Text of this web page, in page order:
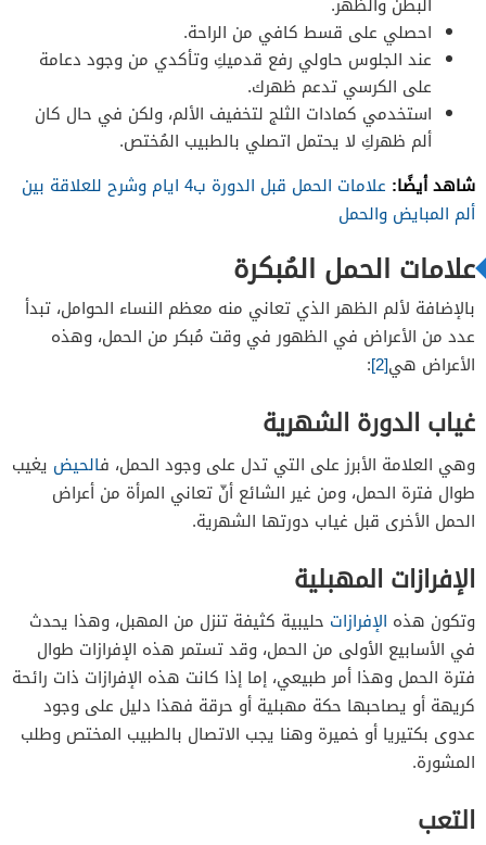
احصلي على قسط كافي من الراحة.
عند الجلوس حاولي رفع قدميكِ وتأكدي من وجود دعامة
على الكرسي تدعم ظهرك.
استخدمي كمادات الثلج لتخفيف الألم، ولكن في حال كان
ألم ظهركِ لا يحتمل اتصلي بالطبيب المُختص.
شاهد أيضًا:
علامات الحمل قبل الدورة ب4 ايام وشرح للعلاقة بين
ألم المبايض والحمل
علامات الحمل المُبكرة
بالإضافة لألم الظهر الذي تعاني منه معظم النساء الحوامل، تبدأ
عدد من الأعراض في الظهور في وقت مُبكر من الحمل، وهذه
الأعراض هي[2]
:
غياب الدورة الشهرية
وهي العلامة الأبرز على التي تدل على وجود الحمل، فالحيض يغيب
طوال فترة الحمل، ومن غير الشائع أنّ تعاني المرأة من أعراض
الحمل الأخرى قبل غياب دورتها الشهرية.
الإفرازات المهبلية
وتكون هذه الإفرازات حليبية كثيفة تنزل من المهبل، وهذا يحدث
في الأسابيع الأولى من الحمل، وقد تستمر هذه الإفرازات طوال
فترة الحمل وهذا أمر طبيعي، إما إذا كانت هذه الإفرازات ذات رائحة
كريهة أو يصاحبها حكة مهبلية أو حرقة فهذا دليل على وجود
عدوى بكتيريا أو خميرة وهنا يجب الاتصال بالطبيب المختص وطلب
المشورة.
التعب